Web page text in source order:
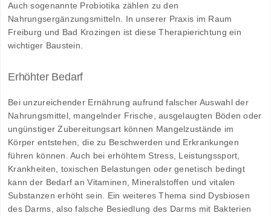
Auch sogenannte Probiotika zählen zu den
Nahrungsergänzungsmitteln. In unserer Praxis im Raum
Freiburg und Bad Krozingen ist diese Therapierichtung ein
wichtiger Baustein.
Erhöhter Bedarf
Bei unzureichender Ernährung aufrund falscher Auswahl der
Nahrungsmittel, mangelnder Frische, ausgelaugten Böden oder
ungünstiger Zubereitungsart können Mangelzustände im
Körper entstehen, die zu Beschwerden und Erkrankungen
führen können. Auch bei erhöhtem Stress, Leistungssport,
Krankheiten, toxischen Belastungen oder genetisch bedingt
kann der Bedarf an Vitaminen, Mineralstoffen und vitalen
Substanzen erhöht sein. Ein weiteres Thema sind Dysbiosen
des Darms, also falsche Besiedlung des Darms mit Bakterien